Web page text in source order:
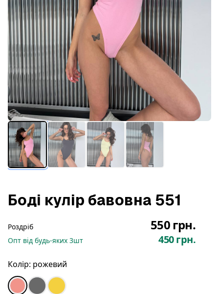
Боді кулір бавовна 551
Роздріб 550 грн.
Опт від будь-яких 3шт 450 грн.
Колір: рожевий